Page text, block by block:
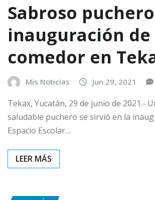
Sabroso
inauguración de
comedor en
Mis Noticias Jun 29, 2021
Tekax, Yucatán, 29 de junio de 2021.-
saludable puchero se sirvió en la
Espacio Escolar…